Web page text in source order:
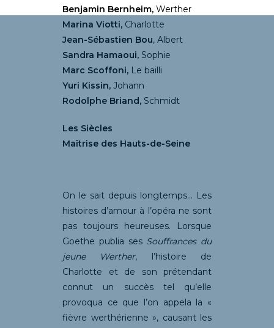
Benjamin Bernheim, Werther
Marina Viotti, Charlotte
Jean-Sébastien Bou, Albert
Sandra Hamaoui, Sophie
Marc Scoffoni, Le bailli
Yuri Kissin, Johann
Rodolphe Briand, Schmidt
Les Siècles
Maîtrise des Hauts-de-Seine
On le sait depuis longtemps… Les
histoires d’amour à l’opéra ne sont
pas toujours heureuses. Lorsque
Goethe publia ses Souffrances du
jeune Werther, l’histoire de
Charlotte et de son prétendant
connut un succès tel qu’elle
provoqua ce que l’on appela la «
fièvre werthérienne », causant les